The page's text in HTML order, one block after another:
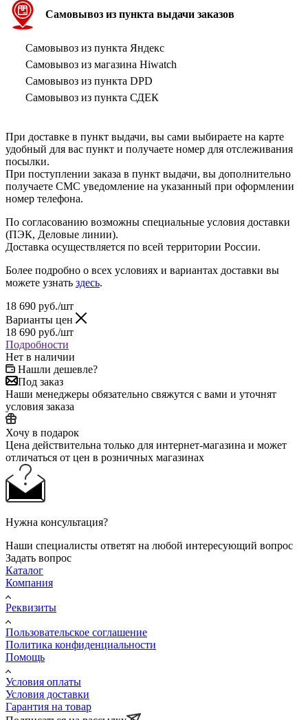
Самовывоз из пункта выдачи заказов
Самовывоз из пункта Яндекс
Самовывоз из магазина Hiwatch
Самовывоз из пункта DPD
Самовывоз из пункта СДЕК
При доставке в пункт выдачи, вы сами выбираете на карте
удобный для вас пункт и получаете номер для отслеживания
посылки.
При поступлении заказа в пункт выдачи, вы дополнительно
получаете СМС уведомление на указанный при оформлении
номер телефона.
По согласованию возможны специальные условия доставки
(ПЭК, Деловые линии).
Доставка осуществляется по всей территории России.
Более подробно о всех условиях и вариантах доставки вы
можете узнать здесь.
18 690 руб./шт
Варианты цен
18 690 руб./шт
Подробности
Нет в наличии
Нашли дешевле?
Под заказ
Наши менеджеры обязательно свяжутся с вами и уточнят
условия заказа
Хочу в подарок
Цена действительна только для интернет-магазина и может
отличаться от цен в розничных магазинах
Нужна консультация?
Наши специалисты ответят на любой интересующий вопрос
Задать вопрос
Каталог
Компания
Реквизиты
Пользовательское соглашение
Политика конфиденциальности
Помощь
Условия оплаты
Условия доставки
Гарантия на товар